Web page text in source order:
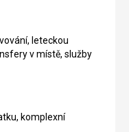
leteckou
v místě, služby
komplexní